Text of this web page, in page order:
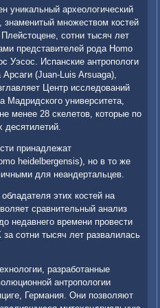
уникальный археологический
знаменитый множеством костей
сотни тысяч лет
представителей рода Homo
Уэсос. Испанские антропологи
(Juan-Luis Arsuaga),
Центр исследований
Мадридского университета,
менее 28 скелетов, которые по
десятилетий.
принадлежат
heidelbergensis), но в то же
для неандертальцев.
этих костей на
сравнительный анализ
недавнего времени провести
сотни тысяч лет развалилась
разработанные
антропологии
Германия. Они позволяют